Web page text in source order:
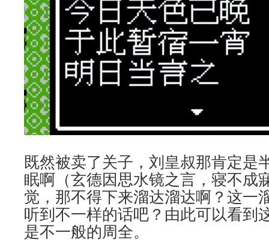
既然被卖了关子，刘皇叔那肯定是
眠啊（玄德因思水镜之言，寝不成
觉，那不得下来溜达溜达啊？这一
听到不一样的话吧？由此可以看到
是不一般的周全。